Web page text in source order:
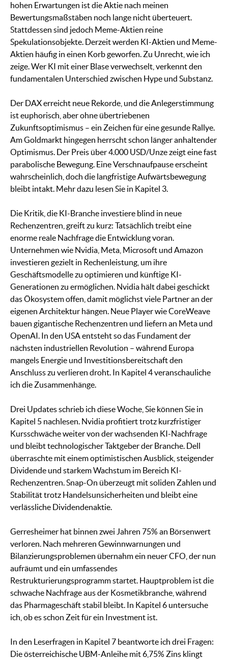
hohen Erwartungen ist die Aktie nach meinen
Bewertungsmaßstäben noch lange nicht überteuert.
Stattdessen sind jedoch Meme-Aktien reine
Spekulationsobjekte. Derzeit werden KI-Aktien und Meme-
Aktien häufig in einen Korb geworfen. Zu Unrecht, wie ich
zeige. Wer KI mit einer Blase verwechselt, verkennt den
fundamentalen Unterschied zwischen Hype und Substanz.
Der DAX erreicht neue Rekorde, und die Anlegerstimmung
ist euphorisch, aber ohne übertriebenen
Zukunftsoptimismus – ein Zeichen für eine gesunde Rallye.
Am Goldmarkt hingegen herrscht schon länger anhaltender
Optimismus. Der Preis über 4.000 USD/Unze zeigt eine fast
parabolische Bewegung. Eine Verschnaufpause erscheint
wahrscheinlich, doch die langfristige Aufwärtsbewegung
bleibt intakt. Mehr dazu lesen Sie in Kapitel 3.
Die Kritik, die KI-Branche investiere blind in neue
Rechenzentren, greift zu kurz: Tatsächlich treibt eine
enorme reale Nachfrage die Entwicklung voran.
Unternehmen wie Nvidia, Meta, Microsoft und Amazon
investieren gezielt in Rechenleistung, um ihre
Geschäftsmodelle zu optimieren und künftige KI-
Generationen zu ermöglichen. Nvidia hält dabei geschickt
das Ökosystem offen, damit möglichst viele Partner an der
eigenen Architektur hängen. Neue Player wie CoreWeave
bauen gigantische Rechenzentren und liefern an Meta und
OpenAI. In den USA entsteht so das Fundament der
nächsten industriellen Revolution – während Europa
mangels Energie und Investitionsbereitschaft den
Anschluss zu verlieren droht. In Kapitel 4 veranschauliche
ich die Zusammenhänge.
Drei Updates schrieb ich diese Woche, Sie können Sie in
Kapitel 5 nachlesen. Nvidia profitiert trotz kurzfristiger
Kursschwäche weiter von der wachsenden KI-Nachfrage
und bleibt technologischer Taktgeber der Branche. Dell
überraschte mit einem optimistischen Ausblick, steigender
Dividende und starkem Wachstum im Bereich KI-
Rechenzentren. Snap-On überzeugt mit soliden Zahlen und
Stabilität trotz Handelsunsicherheiten und bleibt eine
verlässliche Dividendenaktie.
Gerresheimer hat binnen zwei Jahren 75% an Börsenwert
verloren. Nach mehreren Gewinnwarnungen und
Bilanzierungsproblemen übernahm ein neuer CFO, der nun
aufräumt und ein umfassendes
Restrukturierungsprogramm startet. Hauptproblem ist die
schwache Nachfrage aus der Kosmetikbranche, während
das Pharmageschäft stabil bleibt. In Kapitel 6 untersuche
ich, ob es schon Zeit für ein Investment ist.
In den Leserfragen in Kapitel 7 beantworte ich drei Fragen:
Die österreichische UBM-Anleihe mit 6,75% Zins klingt